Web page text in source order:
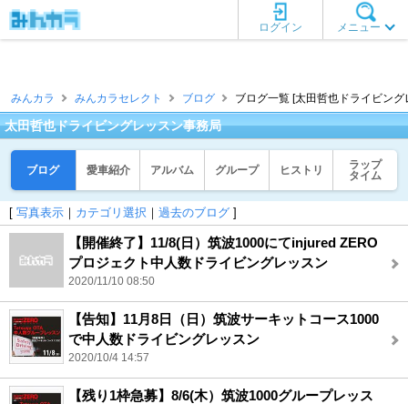
メニュー
ログイン
みんカラ みんカラセレクト ブログ ブログ一覧 [太田哲也ドライビン
太田哲也ドライビングレッスン事務局
ブログ 愛車紹介 アルバム グループ ヒストリ
ラップ
タイム
[ 写真表示 ｜ カテゴリ選択 ｜ 過去のブログ ]
【開催終了】11/8(日）筑波1000にてinjured ZERO
プロジェクト中人数ドライビングレッスン
2020/11/10 08:50
【告知】11月8日（日）筑波サーキットコース1000
で中人数ドライビングレッスン
2020/10/4 14:57
【残り1枠急募】8/6(木）筑波1000グループレッス